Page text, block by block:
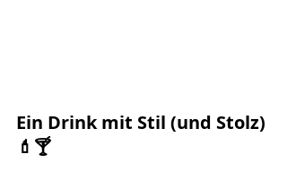
Ein Drink mit Stil (und Stolz)
💄🍸